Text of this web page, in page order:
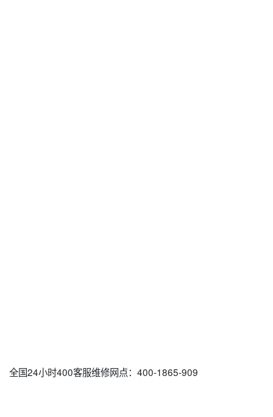
全国24小时400客服维修网点：400-1865-909